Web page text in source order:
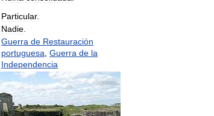
Particular.
Nadie
Guerra de Restauración
portuguesa Guerra de la
Independencia